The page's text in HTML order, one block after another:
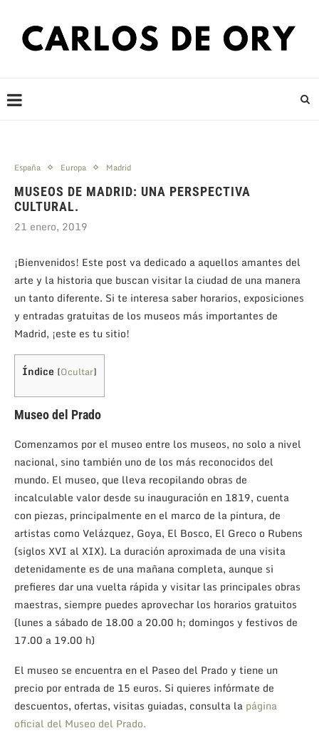
España Europa Madrid
MUSEOS DE MADRID: UNA PERSPECTIVA
CULTURAL.
21 enero, 2019
¡Bienvenidos! Este post va dedicado a aquellos amantes del
arte y la historia que buscan visitar la ciudad de una manera
un tanto diferente. Si te interesa saber horarios, exposiciones
y entradas gratuitas de los museos más importantes de
Madrid, ¡este es tu sitio!
Índice [Ocultar]
Museo del Prado
Comenzamos por el museo entre los museos, no solo a nivel
nacional, sino también uno de los más reconocidos del
mundo. El museo, que lleva recopilando obras de
incalculable valor desde su inauguración en 1819, cuenta
con piezas, principalmente en el marco de la pintura, de
artistas como Velázquez, Goya, El Bosco, El Greco o Rubens
(siglos XVI al XIX). La duración aproximada de una visita
detenidamente es de una mañana completa, aunque si
prefieres dar una vuelta rápida y visitar las principales obras
maestras, siempre puedes aprovechar los horarios gratuitos
(lunes a sábado de 18.00 a 20.00 h; domingos y festivos de
17.00 a 19.00 h)
El museo se encuentra en el Paseo del Prado y tiene un
precio por entrada de 15 euros. Si quieres infórmate de
descuentos, ofertas, visitas guiadas, consulta la página
oficial del Museo del Prado.